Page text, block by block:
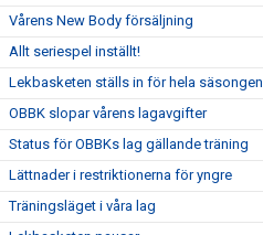
Vårens New Body försäljning
Allt seriespel inställt!
Lekbasketen ställs in för hela säsongen
OBBK slopar vårens lagavgifter
Status för OBBKs lag gällande träning
Lättnader i restriktionerna för yngre
Träningsläget i våra lag